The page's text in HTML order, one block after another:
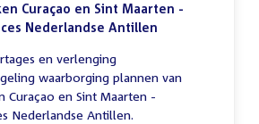
Curaçao en Sint Maarten -
Nederlandse Antillen
en verlenging
waarborging plannen van
Curaçao en Sint Maarten -
Nederlandse Antillen.